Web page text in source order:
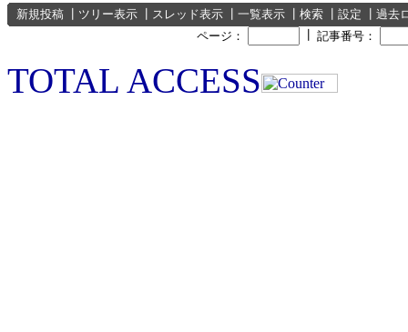
新規投稿 ツリー表示 スレッド表示 一覧表示 検索 設定
過去
ページ：
記事番号：
TOTAL ACCESS